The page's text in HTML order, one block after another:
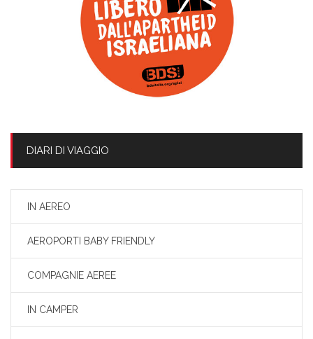
DIARI DI VIAGGIO
IN AEREO
AEROPORTI BABY FRIENDLY
COMPAGNIE AEREE
IN CAMPER